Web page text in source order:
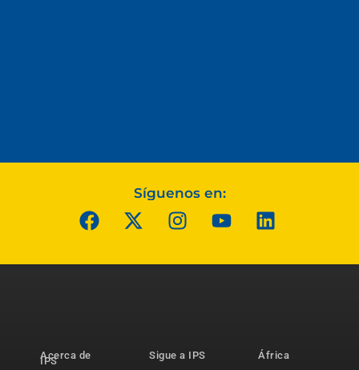
Síguenos en:
Acerca de
IPS
Sigue a IPS
África